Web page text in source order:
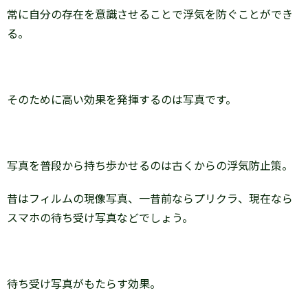
常に自分の存在を意識させることで浮気を防ぐことができ
る。
そのために高い効果を発揮するのは写真です。
写真を普段から持ち歩かせるのは古くからの浮気防止策。
昔はフィルムの現像写真、一昔前ならプリクラ、現在なら
スマホの待ち受け写真などでしょう。
待ち受け写真がもたらす効果。